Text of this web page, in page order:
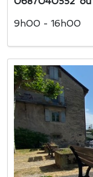
9h00 - 16h00